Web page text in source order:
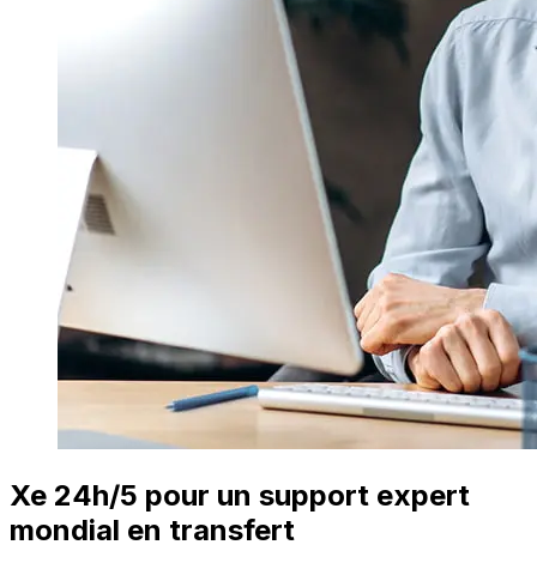
Xe 24h/5 pour un support expert
mondial en transfert